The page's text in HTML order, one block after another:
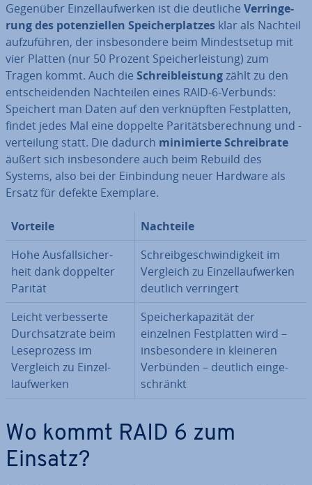
Gegenüber Ein­zel­lauf­wer­ken ist die deutliche Ver­rin­ge­
rung des po­ten­zi­el­len Spei­cher­plat­zes klar als Nachteil
auf­zu­füh­ren, der ins­be­son­de­re beim Min­dest­set­up mit
vier Platten (nur 50 Prozent Spei­cher­leis­tung) zum
Tragen kommt. Auch die Schreib­leis­tungzählt zu den
ent­schei­den­den Nach­tei­len eines RAID-6-Verbunds:
Speichert man Daten auf den ver­knüpf­ten Fest­plat­ten,
findet jedes Mal eine doppelte Pa­ri­täts­be­rech­nung und -
ver­tei­lung statt. Die dadurch mi­ni­mier­te Schreib­ra­te
äußert sich ins­be­son­de­re auch beim Rebuild des
Systems, also bei der Ein­bin­dung neuer Hardware als
Ersatz für defekte Exemplare.
Vorteile
Nachteile
Hohe Aus­fall­si­cher­
heit dank doppelter
Parität
Schreib­ge­schwin­dig­keit im
Vergleich zu Ein­zel­lauf­wer­ken
deutlich ver­rin­gert
Leicht ver­bes­ser­te
Durch­satz­ra­te beim
Le­se­pro­zess im
Vergleich zu Ein­zel­
lauf­wer­ken
Spei­cher­ka­pa­zi­tät der
einzelnen Fest­plat­ten wird –
ins­be­son­de­re in kleineren
Verbünden – deutlich ein­ge­
schränkt
Wo kommt RAID 6 zum
Einsatz?